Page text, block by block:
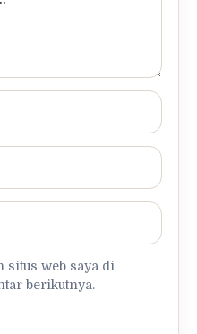
situs web saya di
berikutnya.